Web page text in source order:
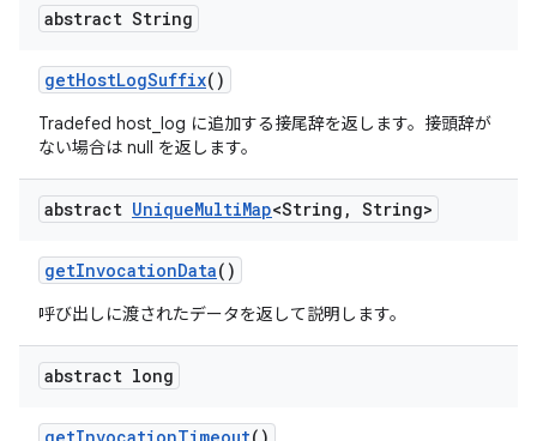
abstract String
getHostLogSuffix()
Tradefed host_log に追加する接尾辞を返します。接頭辞が
ない場合は null を返します。
abstract UniqueMultiMap<String , String>
getInvocationData()
呼び出しに渡されたデータを返して説明します。
abstract long